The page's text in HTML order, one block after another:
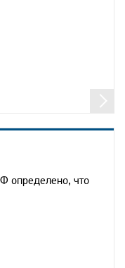
определено, что